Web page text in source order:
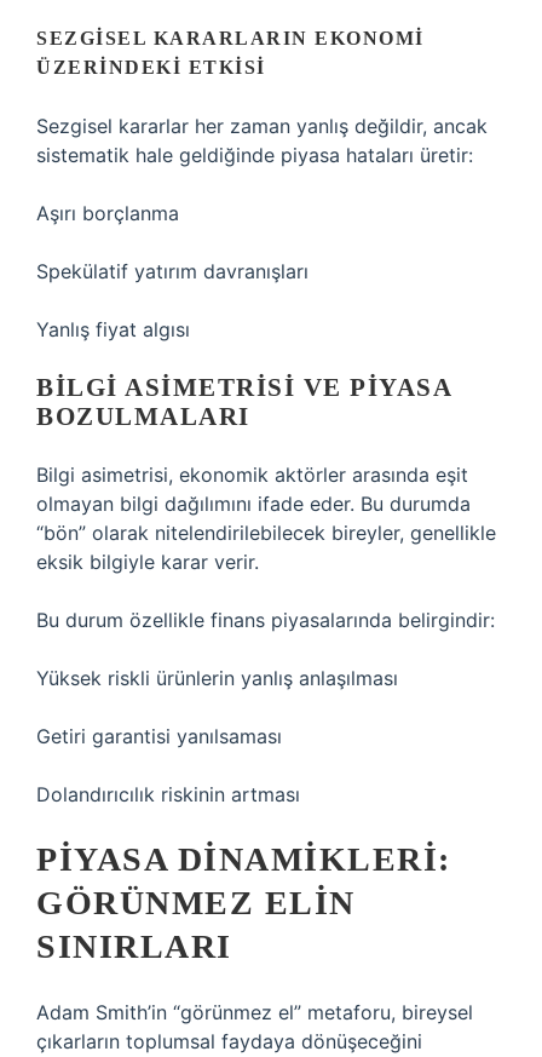
SEZGISEL KARARLARIN EKONOMI
ÜZERINDEKI ETKISI
Sezgisel kararlar her zaman yanlış değildir, ancak
sistematik hale geldiğinde piyasa hataları üretir:
Aşırı borçlanma
Spekülatif yatırım davranışları
Yanlış fiyat algısı
BILGI ASIMETRISI VE PIYASA
BOZULMALARI
Bilgi asimetrisi, ekonomik aktörler arasında eşit
olmayan bilgi dağılımını ifade eder. Bu durumda
“bön” olarak nitelendirilebilecek bireyler, genellikle
eksik bilgiyle karar verir.
Bu durum özellikle finans piyasalarında belirgindir:
Yüksek riskli ürünlerin yanlış anlaşılması
Getiri garantisi yanılsaması
Dolandırıcılık riskinin artması
PIYASA DINAMIKLERI:
GÖRÜNMEZ ELIN
SINIRLARI
Adam Smith’in “görünmez el” metaforu, bireysel
çıkarların toplumsal faydaya dönüşeceğini